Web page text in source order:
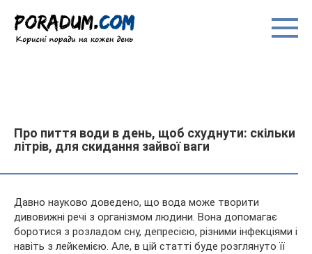
вмісту
Про пиття води в день, щоб схуднути: скільки
літрів, для скидання зайвої ваги
Давно науково доведено, що вода може творити
дивовижні речі з організмом людини. Вона допомагає
боротися з розладом сну, депресією, різними інфекціями і
навіть з лейкемією. Але, в цій статті буде розглянуто її